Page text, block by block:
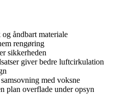
åndbart materiale
rengøring
sikkerheden
giver bedre luftcirkulation
med voksne
plan overflade under opsyn